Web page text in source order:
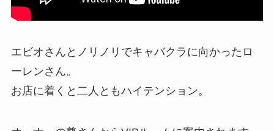
エビオさんとノリノリでキャバクラ に向かったロ
ーレンさん。
お店に着くと二人ともハイテンション。